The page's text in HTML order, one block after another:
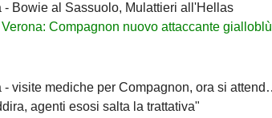
- Bowie al Sassuolo, Mulattieri all'Hellas
Compagnon nuovo attaccante gialloblù
mediche per Compagnon, ora si attende l'ufficialità
agenti esosi salta la trattativa"